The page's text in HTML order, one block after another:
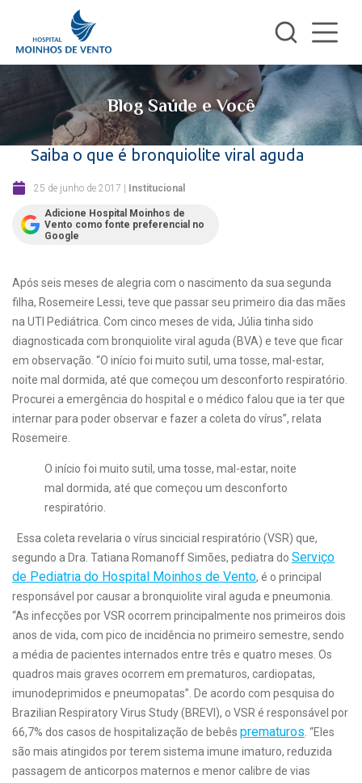
Blog Saúde e Você
Saiba o que é bronquiolite viral aguda
25 de junho de 2017 | Institucional
Adicione Hospital Moinhos de
Vento como fonte preferencial no
Google
Após seis meses de alegria com o nascimento da sua segunda
filha, Rosemeire Lessi, teve que passar seu primeiro dia das mães
na UTI Pediátrica. Com cinco meses de vida, Júlia tinha sido
diagnosticada com bronquiolite viral aguda (BVA) e teve que ficar
em observação. “O início foi muito sutil, uma tosse, mal-estar,
noite mal dormida, até que começou um desconforto respiratório.
Procurei a emergência do hospital e o médico falou que ia ter que
internar para poder observar e fazer a coleta do vírus”, relata
Rosemeire.
O início foi muito sutil, uma tosse, mal-estar, noite
mal dormida, até que começou um desconforto
respiratório.
Essa coleta revelaria o vírus sincicial respiratório (VSR) que,
segundo a Dra. Tatiana Romanoff Simões, pediatra do Serviço
de Pediatria do Hospital Moinhos de Vento, é o principal
responsável por causar a bronquiolite viral aguda e pneumonia.
“As infecções por VSR ocorrem principalmente nos primeiros dois
anos de vida, com pico de incidência no primeiro semestre, sendo
a média de pacientes internados entre três e quatro meses. Os
quadros mais graves ocorrem em prematuros, cardiopatas,
imunodeprimidos e pneumopatas”. De acordo com pesquisa do
Brazilian Respiratory Virus Study (BREVI), o VSR é responsável por
66,7% dos casos de hospitalização de bebês prematuros . “Eles
são mais atingidos por terem sistema imune imaturo, reduzida
passagem de anticorpos maternos e menor calibre de vias